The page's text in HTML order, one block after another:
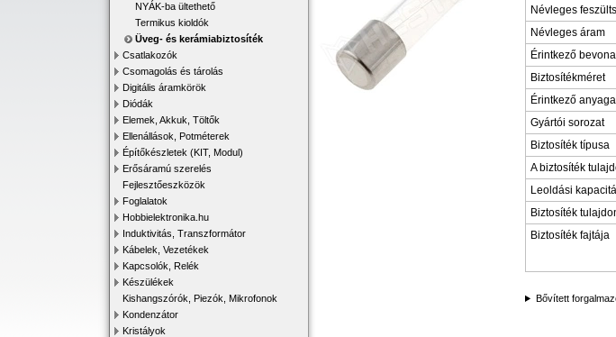
NYÁK-ba ültethető
Termikus kioldók
Üveg- és kerámiabiztosíték
Csatlakozók
Csomagolás és tárolás
Digitális áramkörök
Diódák
Elemek, Akkuk, Töltők
Ellenállások, Potméterek
Építőkészletek (KIT, Modul)
Erősáramú szerelés
Fejlesztőeszközök
Foglalatok
Hobbielektronika.hu
Induktivitás, Transzformátor
Kábelek, Vezetékek
Kapcsolók, Relék
Készülékek
Kishangszórók, Piezók, Mikrofonok
Kondenzátor
Kristályok
Névleges
Névleges áram
Érintkező
Biztosítékméret
Érintkező anyaga
Gyártói sorozat
Biztosíték típusa
A biztosíték
Leoldási
Biztosíték
Biztosíték fajtája
Bővített